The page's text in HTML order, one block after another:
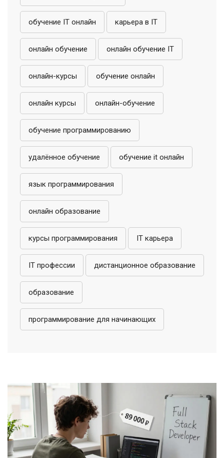
обучение IT онлайн карьера в IT
онлайн обучение онлайн обучение IT
онлайн-курсы обучение онлайн
онлайн курсы онлайн-обучение
обучение программированию
удалённое обучение обучение it онлайн
язык программирования
онлайн образование
курсы программирования IT карьера
IT профессии дистанционное образование
образование
программирование для начинающих